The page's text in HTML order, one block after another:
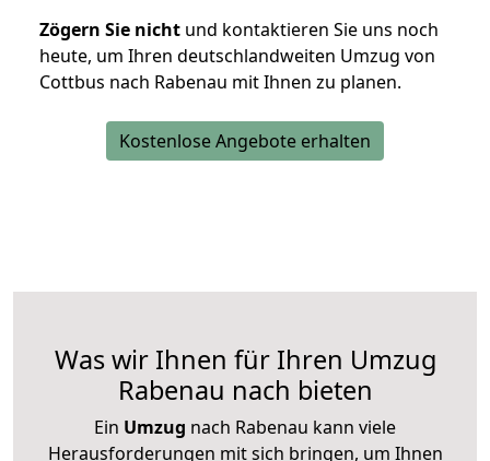
Zögern Sie nicht und kontaktieren Sie uns noch
heute, um Ihren deutschlandweiten Umzug von
Cottbus nach Rabenau mit Ihnen zu planen.
Kostenlose Angebote erhalten
Was wir Ihnen für Ihren Umzug
Rabenau nach bieten
Ein Umzug nach Rabenau kann viele
Herausforderungen mit sich bringen, um Ihnen